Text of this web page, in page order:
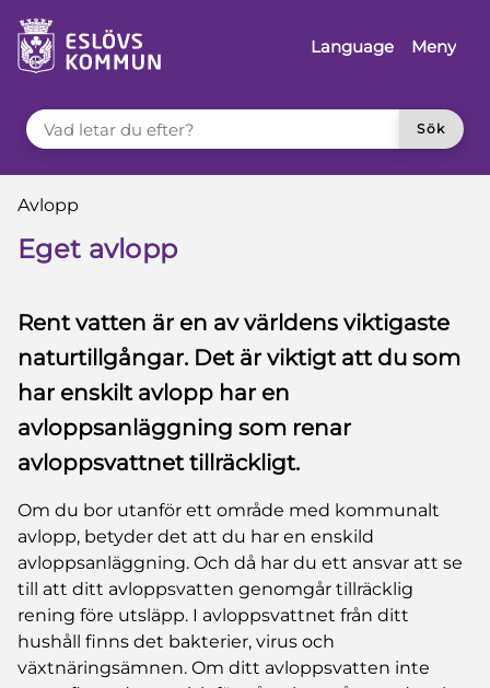
till innehåll
till sidomeny
Language
Meny
VAD LETAR DU EFTER?
Sök
Du är här:
Avlopp
Eget avlopp
Rent vatten är en av världens viktigaste
naturtillgångar. Det är viktigt att du som
har enskilt avlopp har en
avloppsanläggning som renar
avloppsvattnet tillräckligt.
Om du bor utanför ett område med kommunalt
avlopp, betyder det att du har en enskild
avloppsanläggning. Och då har du ett ansvar att se
till att ditt avloppsvatten genomgår tillräcklig
rening före utsläpp. I avloppsvattnet från ditt
hushåll finns det bakterier, virus och
växtnäringsämnen. Om ditt avloppsvatten inte